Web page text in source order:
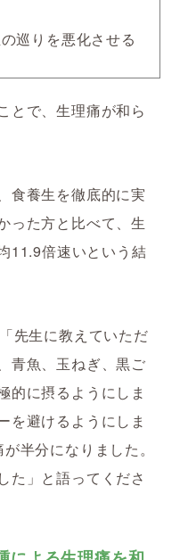
巡りを悪化させる
とで、生理痛が和ら
食養生を徹底的に実
った方と比べて、生
11.9倍速いという結
先生に教えていただ
青魚、玉ねぎ、黒ご
的に摂るようにしま
を避けるようにしま
半分になりました。
た」と語ってくださ